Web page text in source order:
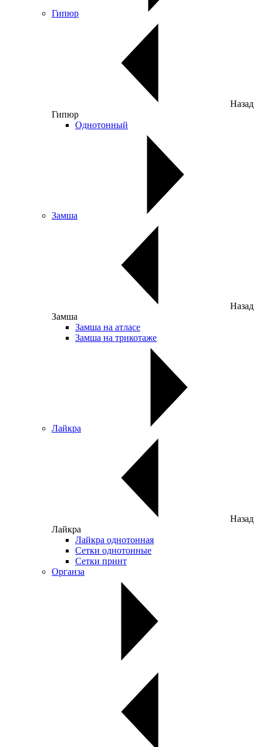
Гипюр
Назад
Гипюр
Однотонный
Замша
Назад
Замша
Замша на атласе
Замша на трикотаже
Лайкра
Назад
Лайкра
Лайкра однотонная
Сетки однотонные
Сетки принт
Органза